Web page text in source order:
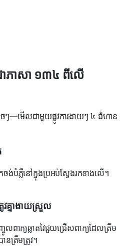
ជាភាសា ១៣៤ ពីលើ
ៗ—មើលជាមួយផ្លូវការងាយៗ ៤ ជំហាន
ង់បំភ្លឺនៅក្នុងប្រអប់ស្វែងរកខាងលើ។
វគ្នាងាយស្រួល
ចូលពាក្យឆ្លាតវៃជួយជ្រើសពាក្យដែលត្រឹម
ានត្រឹមត្រូវ។